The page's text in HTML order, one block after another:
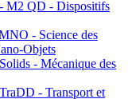
QD - Dispositifs
- Science des
Objets
- Mécanique des
- Transport et